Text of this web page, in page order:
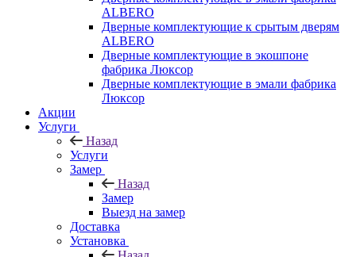
ALBERO
Дверные комплектующие к срытым дверям
ALBERO
Дверные комплектующие в экошпоне
фабрика Люксор
Дверные комплектующие в эмали фабрика
Люксор
Акции
Услуги
Назад
Услуги
Замер
Назад
Замер
Выезд на замер
Доставка
Установка